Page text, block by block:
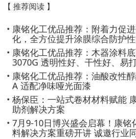
树脂、涂料添加剂的产
改造，该工厂已实现
理。 公司产品包括聚
环氧树脂、丙烯酸树
型聚氨酯和涂料添加
材料、卷材涂料、木
墨和胶黏剂行业。多年
品质、用心服务”的执
面对持续提高的市场需
学合作设有高分子材
涂料和新材料方面高分
【 推荐阅读 】
康铭化工优品推荐：附着力促
化，全方位提升涂膜综合防护
康铭化工优品推荐：木器涂料
3070G 透明性好、干性好、易
康铭化工优品推荐：油酸改性
A 适配净味哑光面漆
杨保臣：一站式卷材材料赋能
助剂解决方案
7月9-10日博兴盛会启幕！康铭
料解决方案重磅开讲 诚邀行业